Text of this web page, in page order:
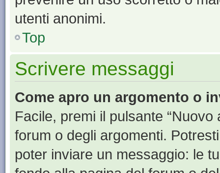
utenti anonimi.
Top
Scrivere messaggi
Come apro un argomento o
Facile, premi il pulsante
forum o degli argomenti.
poter inviare un messaggio: le